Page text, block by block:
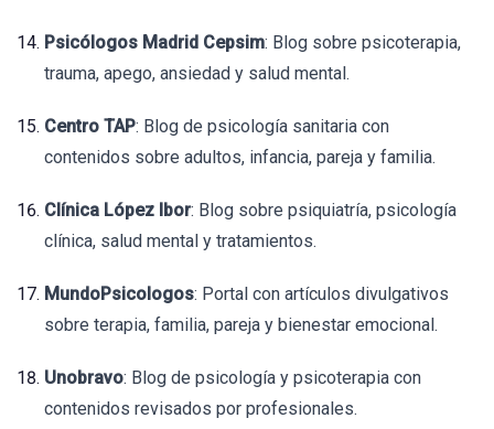
Psicólogos Madrid Cepsim: Blog sobre psicoterapia,
trauma, apego, ansiedad y salud mental.
Centro TAP: Blog de psicología sanitaria con
contenidos sobre adultos, infancia, pareja y familia.
Clínica López Ibor: Blog sobre psiquiatría, psicología
clínica, salud mental y tratamientos.
MundoPsicologos: Portal con artículos divulgativos
sobre terapia, familia, pareja y bienestar emocional.
Unobravo: Blog de psicología y psicoterapia con
contenidos revisados por profesionales.